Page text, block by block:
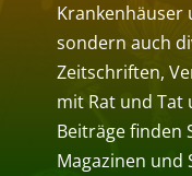
Krankenhäuser
sondern auch
Zeitschriften,
mit Rat und
Beiträge finden
Magazinen und